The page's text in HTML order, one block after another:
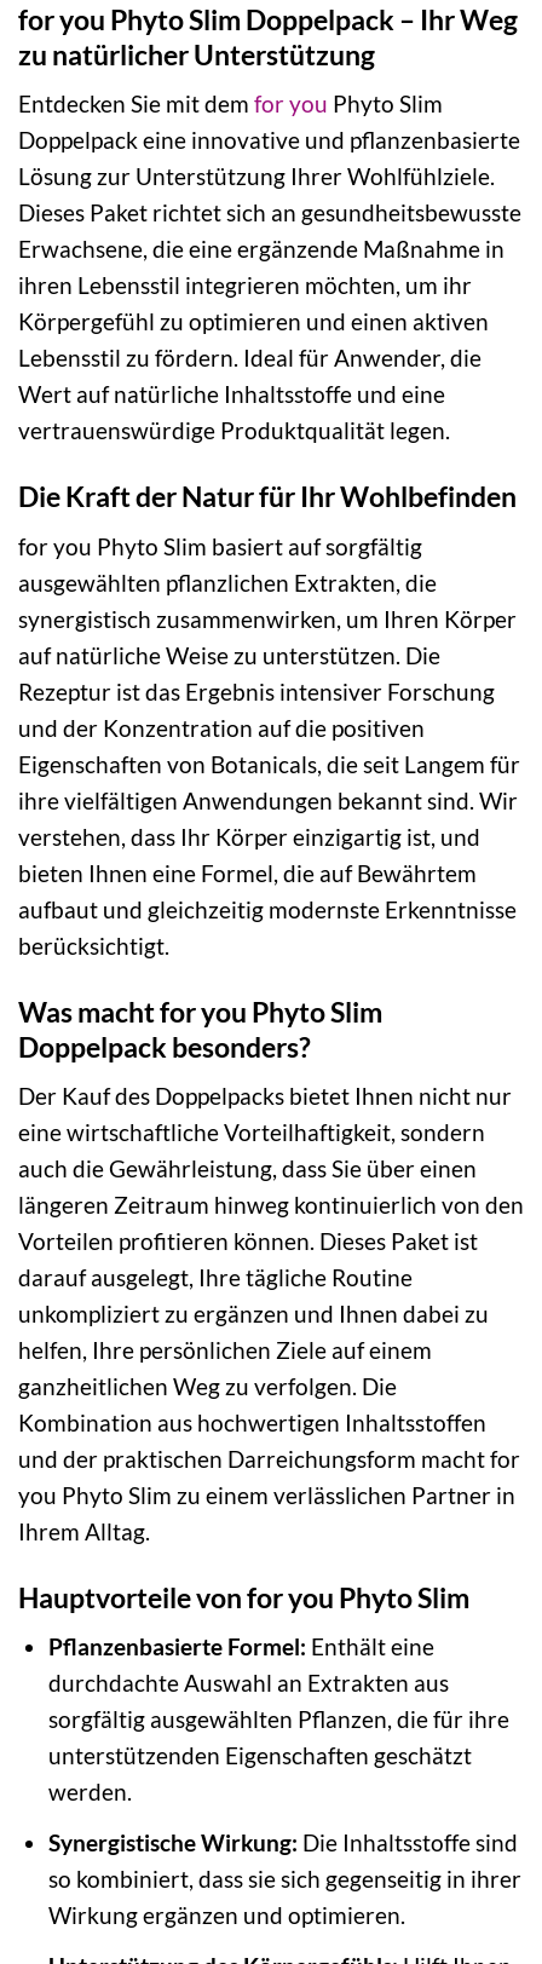
for you Phyto Slim Doppelpack – Ihr Weg
zu natürlicher Unterstützung
Entdecken Sie mit dem for you Phyto Slim
Doppelpack eine innovative und pflanzenbasierte
Lösung zur Unterstützung Ihrer Wohlfühlziele.
Dieses Paket richtet sich an gesundheitsbewusste
Erwachsene, die eine ergänzende Maßnahme in
ihren Lebensstil integrieren möchten, um ihr
Körpergefühl zu optimieren und einen aktiven
Lebensstil zu fördern. Ideal für Anwender, die
Wert auf natürliche Inhaltsstoffe und eine
vertrauenswürdige Produktqualität legen.
Die Kraft der Natur für Ihr Wohlbefinden
for you Phyto Slim basiert auf sorgfältig
ausgewählten pflanzlichen Extrakten, die
synergistisch zusammenwirken, um Ihren Körper
auf natürliche Weise zu unterstützen. Die
Rezeptur ist das Ergebnis intensiver Forschung
und der Konzentration auf die positiven
Eigenschaften von Botanicals, die seit Langem für
ihre vielfältigen Anwendungen bekannt sind. Wir
verstehen, dass Ihr Körper einzigartig ist, und
bieten Ihnen eine Formel, die auf Bewährtem
aufbaut und gleichzeitig modernste Erkenntnisse
berücksichtigt.
Was macht for you Phyto Slim
Doppelpack besonders?
Der Kauf des Doppelpacks bietet Ihnen nicht nur
eine wirtschaftliche Vorteilhaftigkeit, sondern
auch die Gewährleistung, dass Sie über einen
längeren Zeitraum hinweg kontinuierlich von den
Vorteilen profitieren können. Dieses Paket ist
darauf ausgelegt, Ihre tägliche Routine
unkompliziert zu ergänzen und Ihnen dabei zu
helfen, Ihre persönlichen Ziele auf einem
ganzheitlichen Weg zu verfolgen. Die
Kombination aus hochwertigen Inhaltsstoffen
und der praktischen Darreichungsform macht for
you Phyto Slim zu einem verlässlichen Partner in
Ihrem Alltag.
Hauptvorteile von for you Phyto Slim
Pflanzenbasierte Formel: Enthält eine
durchdachte Auswahl an Extrakten aus
sorgfältig ausgewählten Pflanzen, die für ihre
unterstützenden Eigenschaften geschätzt
werden.
Synergistische Wirkung: Die Inhaltsstoffe sind
so kombiniert, dass sie sich gegenseitig in ihrer
Wirkung ergänzen und optimieren.